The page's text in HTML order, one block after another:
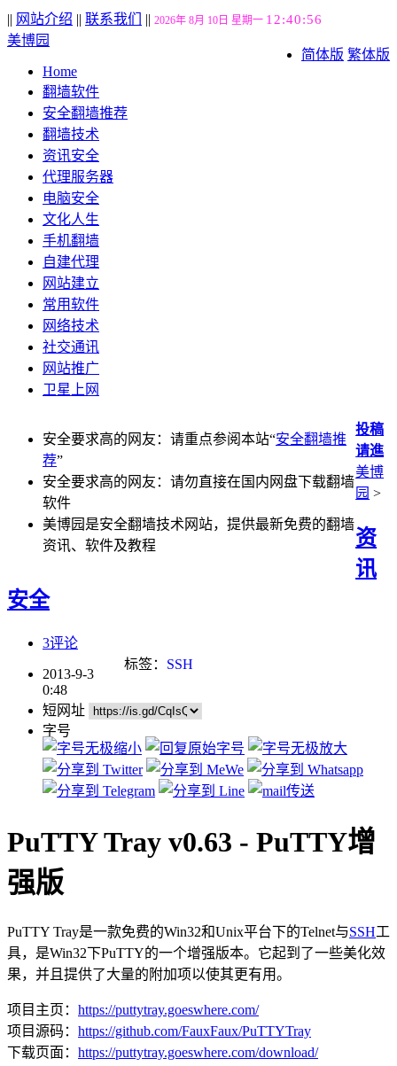
|| 网站介绍 || 联系我们 || 2026年 8月 10日 星期一 12:40:56
简体版 繁体版
美博园
Home
翻墙软件
安全翻墙推荐
翻墙技术
资讯安全
代理服务器
电脑安全
文化人生
手机翻墙
自建代理
网站建立
常用软件
网络技术
社交通讯
网站推广
卫星上网
安全要求高的网友：请重点参阅本站“安全翻墙推
荐”
安全要求高的网友：请勿直接在国内网盘下载翻墙
软件
美博园是安全翻墙技术网站，提供最新免费的翻墙
资讯、软件及教程
投稿
请進
美博
园 >
资
讯
安全
3评论
标签： SSH
2013-9-3
0:48
短网址
字号
PuTTY Tray v0.63 - PuTTY增
强版
PuTTY Tray是一款免费的Win32和Unix平台下的Telnet与SSH工
具，是Win32下PuTTY的一个增强版本。它起到了一些美化效
果，并且提供了大量的附加项以使其更有用。
项目主页： https://puttytray.goeswhere.com/
项目源码： https://github.com/FauxFaux/PuTTYTray
下载页面： https://puttytray.goeswhere.com/download/